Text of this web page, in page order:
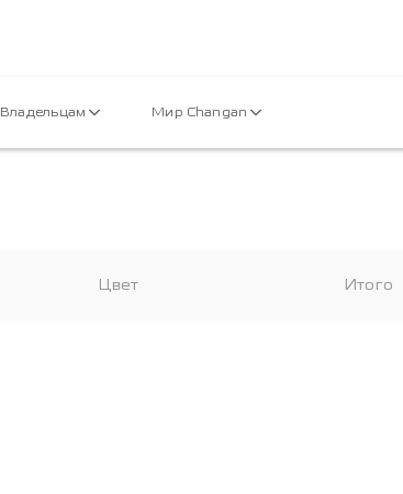
Владельцам Мир Changan
Цвет Итого